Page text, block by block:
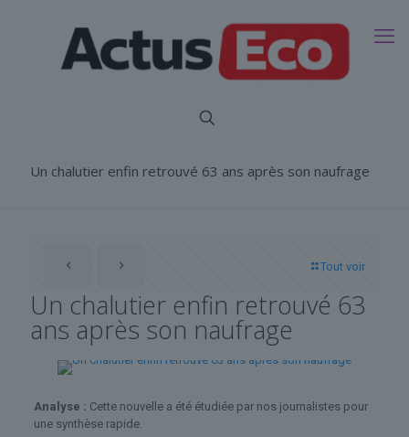
Un chalutier enfin retrouvé 63 ans après son naufrage
Tout voir
Un chalutier enfin retrouvé 63
ans après son naufrage
Analyse : Cette nouvelle a été étudiée par nos journalistes pour
une synthèse rapide.